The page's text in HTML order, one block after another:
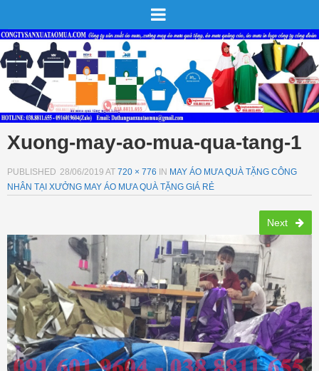
Xuong-may-ao-mua-qua-tang-1
PUBLISHED 28/06/2019 AT 720 × 776 IN MAY ÁO MƯA QUÀ TẶNG CÔNG
NHÂN TẠI XƯỞNG MAY ÁO MƯA QUÀ TẶNG GIÁ RẺ
Next